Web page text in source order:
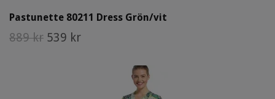
Pastunette 80211 Dress Grön/vit
889 kr 539 kr